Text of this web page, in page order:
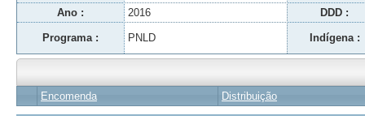
Ano : 2016 DDD :
Programa : PNLD Indígena :
Encomenda Distribuição